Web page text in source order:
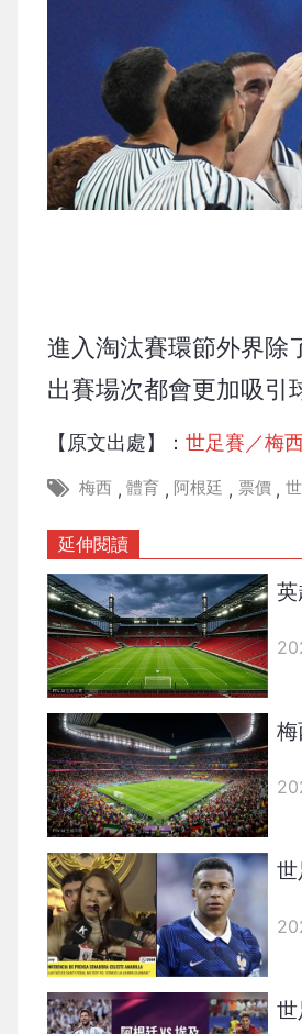
進入淘汰賽環節外界除
出賽場次都會更加吸引
【原文出處】：世足賽／梅
梅西 , 體育 , 阿根廷 , 票價 ,
延伸閱讀
{PLAYICON}
{PLAYICON}